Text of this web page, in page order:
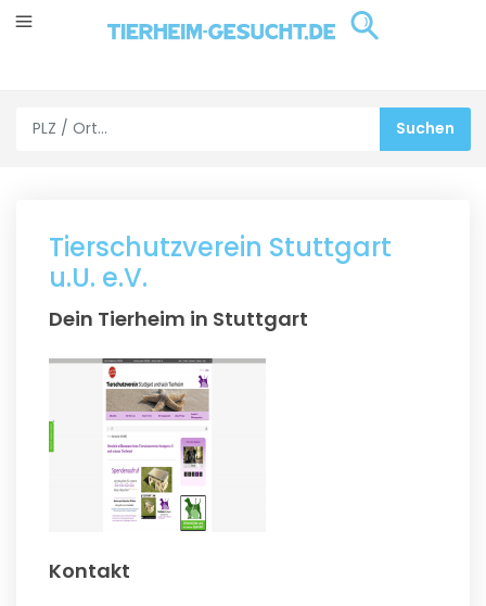
Tierschutzverein Stuttgart
u.U. e.V.
Dein Tierheim in Stuttgart
Kontakt